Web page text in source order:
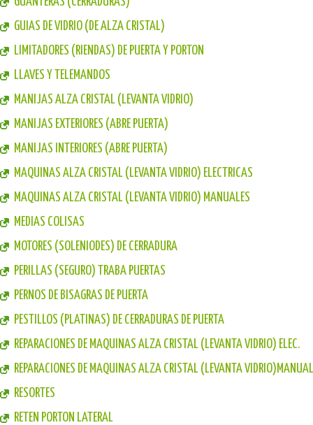
GUIAS DE VIDRIO (DE ALZA CRISTAL)
LIMITADORES (RIENDAS) DE PUERTA Y PORTON
LLAVES Y TELEMANDOS
MANIJAS ALZA CRISTAL (LEVANTA VIDRIO)
MANIJAS EXTERIORES (ABRE PUERTA)
MANIJAS INTERIORES (ABRE PUERTA)
MAQUINAS ALZA CRISTAL (LEVANTA VIDRIO) ELECTRICAS
MAQUINAS ALZA CRISTAL (LEVANTA VIDRIO) MANUALES
MEDIAS COLISAS
MOTORES (SOLENIODES) DE CERRADURA
PERILLAS (SEGURO) TRABA PUERTAS
PERNOS DE BISAGRAS DE PUERTA
PESTILLOS (PLATINAS) DE CERRADURAS DE PUERTA
REPARACIONES DE MAQUINAS ALZA CRISTAL (LEVANTA VIDRIO) ELEC.
REPARACIONES DE MAQUINAS ALZA CRISTAL (LEVANTA VIDRIO)MANUAL
RESORTES
RETEN PORTON LATERAL